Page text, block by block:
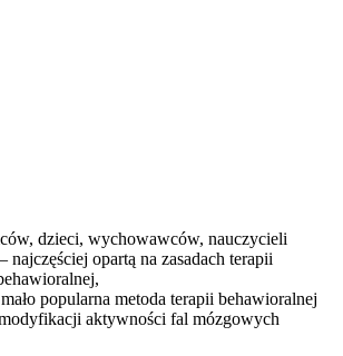
dzieci, wychowawców, nauczycieli
najczęściej opartą na zasadach terapii
popularna metoda terapii behawioralnej
aktywności fal mózgowych